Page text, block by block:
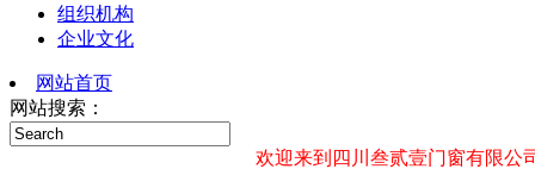
组织机构
企业文化
网站首页
网站搜索：
欢迎来到四川叁贰壹门窗有限公司!!! 欢迎来电：